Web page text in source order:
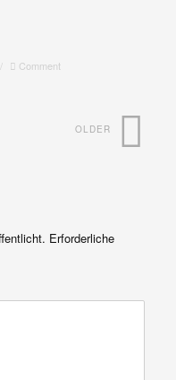
Comment
OLDER
Erforderliche